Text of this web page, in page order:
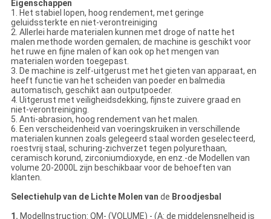
Eigenschappen
1. Het stabiel lopen, hoog rendement, met geringe
geluidssterkte en niet-verontreiniging
2. Allerlei harde materialen kunnen met droge of natte het
malen methode worden gemalen; de machine is geschikt voor
het ruwe en fijne malen of kan ook op het mengen van
materialen worden toegepast.
3. De machine is zelf-uitgerust met het gieten van apparaat, en
heeft functie van het scheiden van poeder en balmedia
automatisch, geschikt aan outputpoeder.
4. Uitgerust met veiligheidsdekking, fijnste zuivere graad en
niet-verontreiniging.
5. Anti-abrasion, hoog rendement van het malen.
6. Een verscheidenheid van voeringskruiken in verschillende
materialen kunnen zoals gelegeerd staal worden geselecteerd,
roestvrij staal, schuring-zichverzet tegen polyurethaan,
ceramisch korund, zirconiumdioxyde, en enz.-de Modellen van
volume 20-2000L zijn beschikbaar voor de behoeften van
klanten.
Selectiehulp van de Lichte Molen van de Broodjesbal
1. ModelInstruction: QM- (VOLUME) - (A: de middelensnelheid is